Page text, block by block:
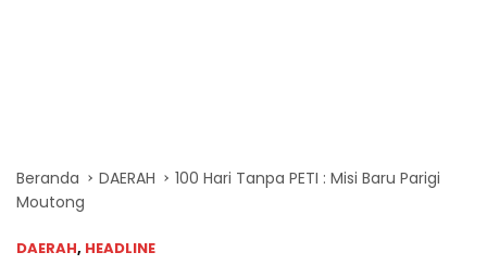
Beranda DAERAH
100 Hari Tanpa PETI : Misi Baru Parigi
Moutong
DAERAH, HEADLINE